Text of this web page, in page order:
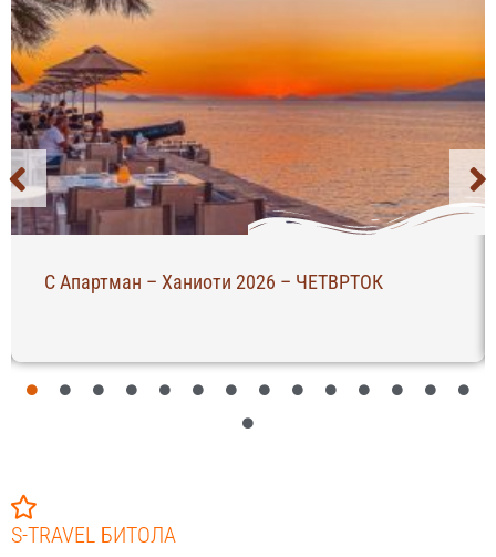
С Апартман – Ханиоти 2026 – ЧЕТВРТОК
S-TRAVEL БИТОЛА